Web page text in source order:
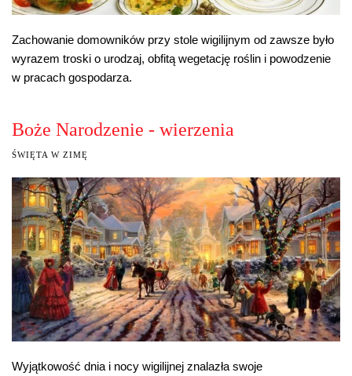
Zachowanie domowników przy stole wigilijnym od zawsze było
wyrazem troski o urodzaj, obfitą wegetację roślin i powodzenie
w pracach gospodarza.
Boże Narodzenie - wierzenia
ŚWIĘTA W ZIMĘ
Wyjątkowość dnia i nocy wigilijnej znalazła swoje